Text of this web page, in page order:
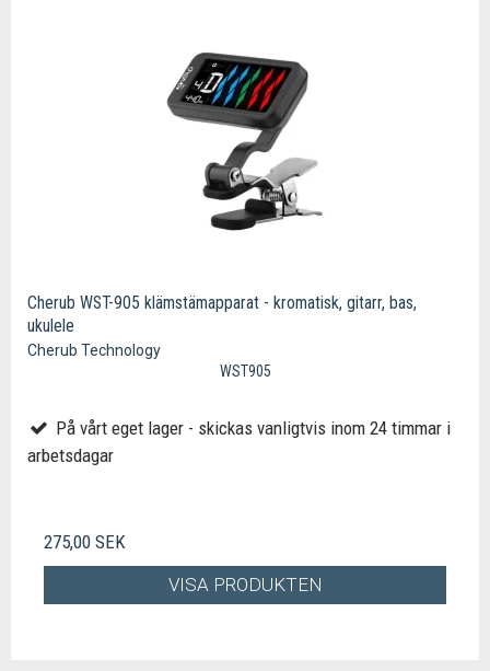
Cherub WST-905 klämstämapparat - kromatisk, gitarr, bas,
ukulele
Cherub Technology
WST905
På vårt eget lager - skickas vanligtvis inom 24 timmar i
arbetsdagar
275,00 SEK
VISA PRODUKTEN